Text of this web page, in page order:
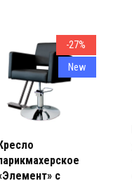
-27%
New
Кресло
с